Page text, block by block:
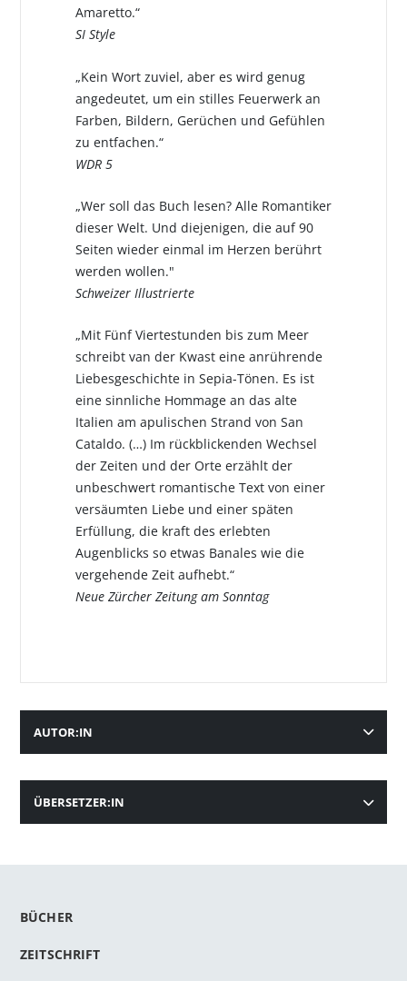
Amaretto.“
SI Style
„Kein Wort zuviel, aber es wird genug
angedeutet, um ein stilles Feuerwerk an
Farben, Bildern, Gerüchen und Gefühlen
zu entfachen.“
WDR 5
„Wer soll das Buch lesen? Alle Romantiker
dieser Welt. Und diejenigen, die auf 90
Seiten wieder einmal im Herzen berührt
werden wollen."
Schweizer Illustrierte
„Mit Fünf Viertestunden bis zum Meer
schreibt van der Kwast eine anrührende
Liebesgeschichte in Sepia-Tönen. Es ist
eine sinnliche Hommage an das alte
Italien am apulischen Strand von San
Cataldo. (…) Im rückblickenden Wechsel
der Zeiten und der Orte erzählt der
unbeschwert romantische Text von einer
versäumten Liebe und einer späten
Erfüllung, die kraft des erlebten
Augenblicks so etwas Banales wie die
vergehende Zeit aufhebt.“
Neue Zürcher Zeitung am Sonntag
AUTOR:IN
ÜBERSETZER:IN
BÜCHER
ZEITSCHRIFT